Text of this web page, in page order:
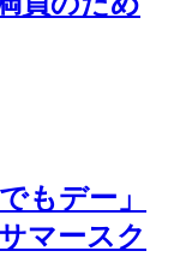
もデー」
マースク